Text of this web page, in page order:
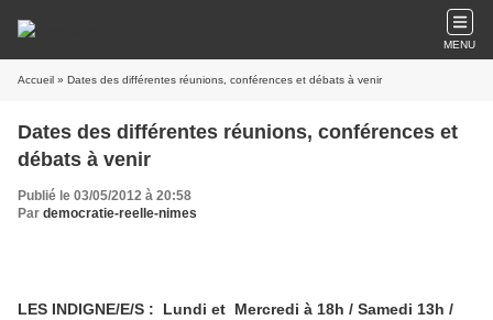
MENU
Accueil » Dates des différentes réunions, conférences et débats à venir
Dates des différentes réunions, conférences et
débats à venir
Publié le 03/05/2012 à 20:58
Par democratie-reelle-nimes
LES INDIGNE/E/S : Lundi et Mercredi à 18h / Samedi 13h /